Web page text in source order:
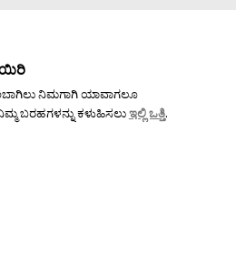
ನಿಮಗಾಗಿ ಯಾವಾಗಲೂ
ಬರಹಗಳನ್ನು ಕಳುಹಿಸಲುಇಲ್ಲಿ ಒತ್ತಿ.